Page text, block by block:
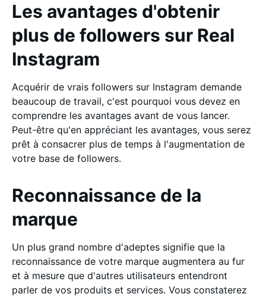
Les avantages d'obtenir
plus de followers sur Real
Instagram
Acquérir de vrais followers sur Instagram demande
beaucoup de travail, c'est pourquoi vous devez en
comprendre les avantages avant de vous lancer.
Peut-être qu'en appréciant les avantages, vous serez
prêt à consacrer plus de temps à l'augmentation de
votre base de followers.
Reconnaissance de la
marque
Un plus grand nombre d'adeptes signifie que la
reconnaissance de votre marque augmentera au fur
et à mesure que d'autres utilisateurs entendront
parler de vos produits et services. Vous constaterez